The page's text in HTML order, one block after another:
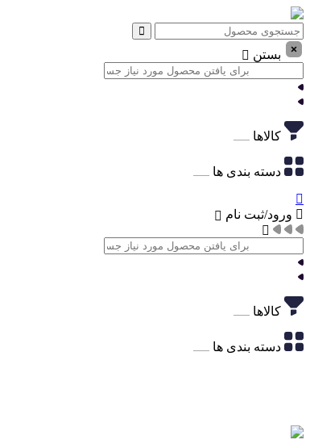
بستن
کالاها
دسته بندی ها
ورود/ثبت نام
کالاها
دسته بندی ها